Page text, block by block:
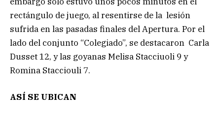
rectángulo de juego, al resentirse de la lesión
sufrida en las pasadas finales del Apertura. Por el
lado del conjunto “Colegiado”, se destacaron Carla
Dusset 12, y las goyanas Melisa Stacciuoli 9 y
Romina Stacciouli 7.
ASÍ SE UBICAN